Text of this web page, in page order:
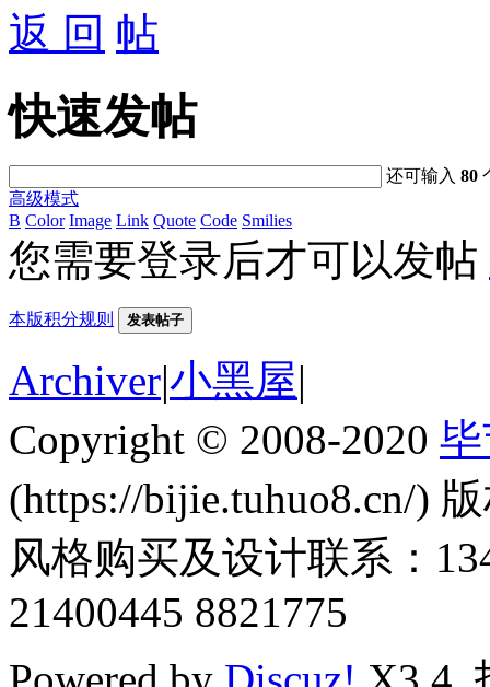
返 回
快速发帖
还可输入80
高级模式
B Color Image Link Quote Code Smilies
您需要登录后才可以发帖
本版积分规则 发表帖子
Archiver|小黑屋|
Copyright © 2008-2020
(https://bijie.tuhuo8.cn/)
风格购买及设计联系：
21400445 8821775